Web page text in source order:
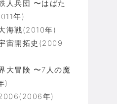
人兵団 〜はばた
年)
海戦(2010年)
宙開拓史(2009
大冒険 〜7人の魔
)
年)